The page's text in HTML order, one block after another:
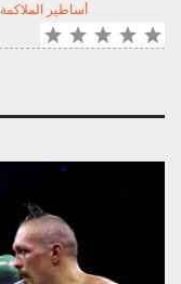
أساطير الملاكمة